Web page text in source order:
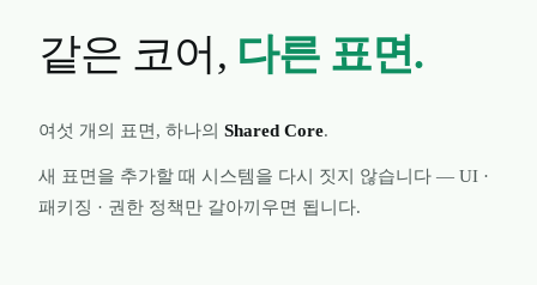
같은 코어, 다른 표면.
여섯 개의 표면, 하나의 Shared Core.
새 표면을 추가할 때 시스템을 다시 짓지 않습니다 — UI ·
패키징 · 권한 정책만 갈아끼우면 됩니다.